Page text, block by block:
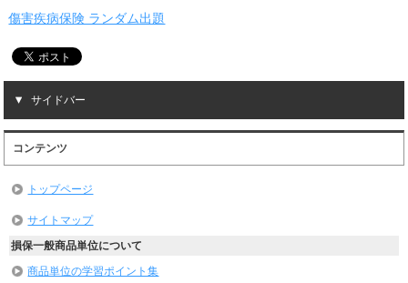
傷害疾病保険 ランダム出題
サイドバー
コンテンツ
トップページ
サイトマップ
損保一般商品単位について
商品単位の学習ポイント集